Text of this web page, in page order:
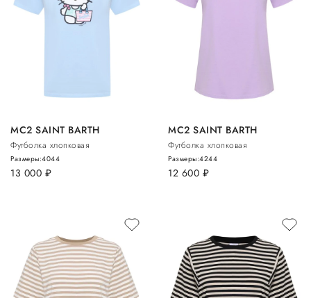
MC2 SAINT BARTH
Футболка хлопковая
13 000 руб.
Размеры:4044
MC2 SAINT BARTH
Футболка хлопковая
12 600 руб.
Размеры:4244